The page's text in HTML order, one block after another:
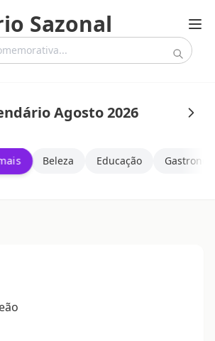
Sazonal
Agosto 2026
Beleza Educação